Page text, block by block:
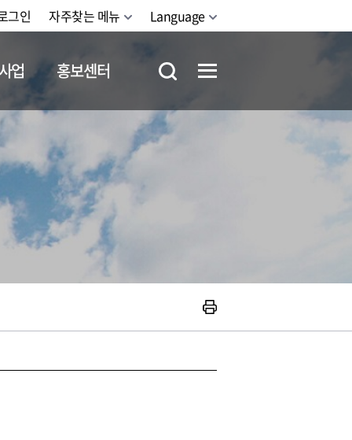
그인 자주찾는 메뉴 Language
업 홍보센터